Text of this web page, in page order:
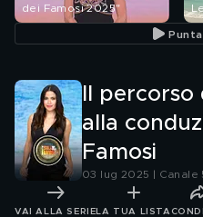
dei Famosi 2025"
Il
alla
Famosi
03 lug 2025 | Canale
VAI ALLA SERIE LA TUA LISTA